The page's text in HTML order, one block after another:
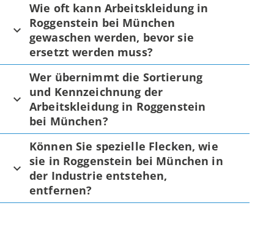
Wie oft kann Arbeitskleidung in
Roggenstein bei München
gewaschen werden, bevor sie
ersetzt werden muss?
Wer übernimmt die Sortierung
und Kennzeichnung der
Arbeitskleidung in Roggenstein
bei München?
Können Sie spezielle Flecken, wie
sie in Roggenstein bei München in
der Industrie entstehen,
entfernen?